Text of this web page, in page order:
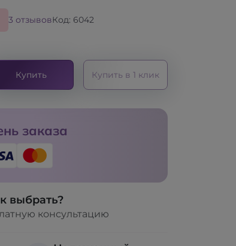
3 отзывовКод: 6042
Купить Купить в 1 клик
заказа
выбрать?
консультацию